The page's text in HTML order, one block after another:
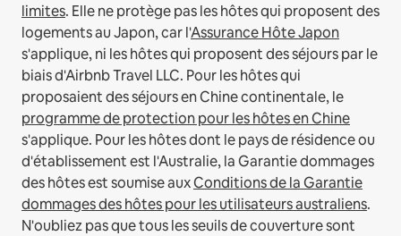
limites. Elle ne protège pas les hôtes qui proposent des
logements au Japon, car l'Assurance Hôte Japon
s'applique, ni les hôtes qui proposent des séjours par le
biais d'Airbnb Travel LLC. Pour les hôtes qui
proposaient des séjours en Chine continentale, le
programme de protection pour les hôtes en Chine
s'applique. Pour les hôtes dont le pays de résidence ou
d'établissement est l'Australie, la Garantie dommages
des hôtes est soumise auxConditions de la Garantie
dommages des hôtes pour les utilisateurs australiens.
N'oubliez pas que tous les seuils de couverture sont